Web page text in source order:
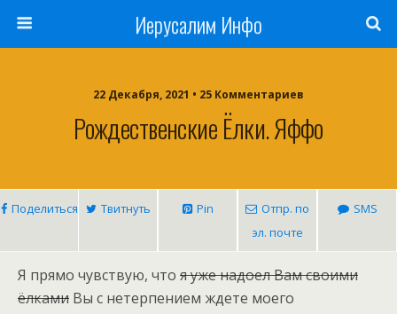
Иерусалим Инфо
22 Декабря, 2021 • 25 Комментариев
Рождественские Ёлки. Яффо
Поделиться Твитнуть Pin
Отпр. по
эл. почте
SMS
Я прямо чувствую, что я уже надоел Вам своими
ёлками Вы с нетерпением ждете моего